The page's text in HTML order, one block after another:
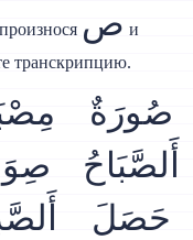
ص и
транскрипцию.
صُورَةٌ
أَلصَّبَاحُ
حَصَلَ